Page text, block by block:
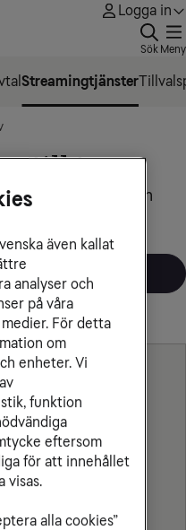
Logga in
Sök Meny
Streamingtjänster
till tv
som du kan
även kallat
analyser och
på våra
För detta
om
enheter. Vi
funktion
eftersom
för att innehållet
visas.
alla cookies”